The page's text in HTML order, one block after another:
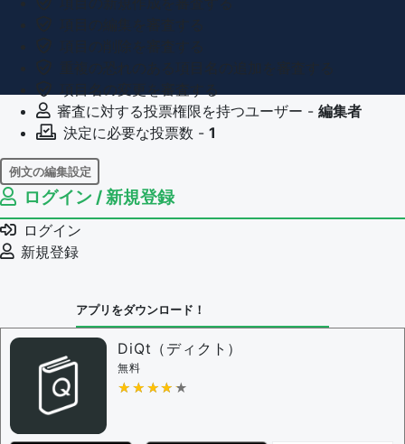
審査に対する投票権限を持つユーザー - 編集者
決定に必要な投票数 - 1
例文の編集設定
例文の編集権限を持つユーザー -
例文の削除を審査する
審査に対する投票権限を持つユーザー -
決定に必要な投票数 -
問題の編集権限を持つユーザー -すべてのユーザー
審査に対する投票権限を持つユーザー -
決定に必要な投票数 -
編集ガイドライン
ログイン / 新規登録
ログイン
新規登録
アプリをダウンロード！
DiQt（ディクト）
無料
★★★★★
★★★★★